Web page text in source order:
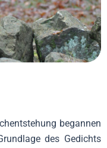
begannen
des Gedichts